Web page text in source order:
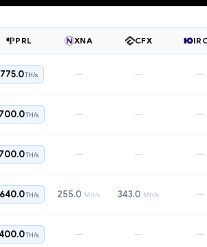
PRL XNA CFX
775.0TH/s — — —
TH/s — — —
TH/s — — —
TH/s 255.0 MH/s 343.0 MH/s —
TH/s — — —